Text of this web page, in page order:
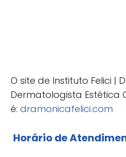
O site de Instituto Felici |
Dermatologista Estética
é: dramonicafelici.com
Horário de